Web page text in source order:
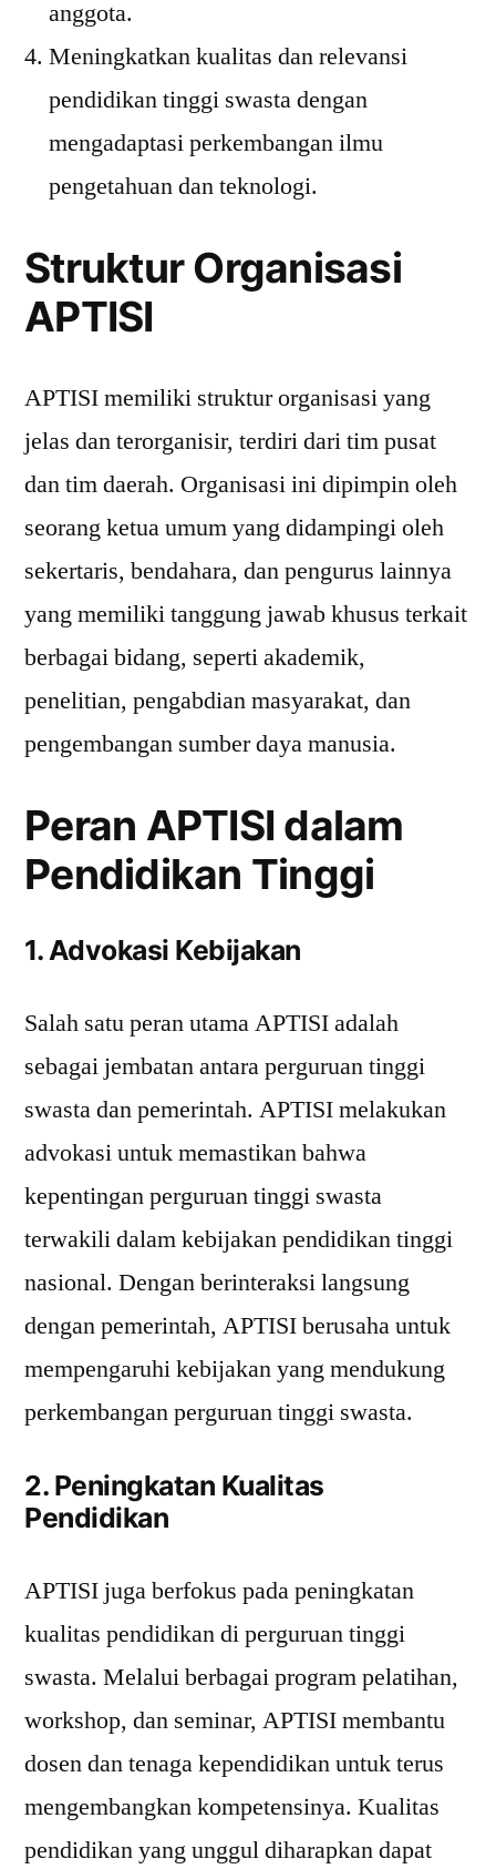
anggota.
Meningkatkan kualitas dan relevansi
pendidikan tinggi swasta dengan
mengadaptasi perkembangan ilmu
pengetahuan dan teknologi.
Struktur Organisasi
APTISI
APTISI memiliki struktur organisasi yang
jelas dan terorganisir, terdiri dari tim pusat
dan tim daerah. Organisasi ini dipimpin oleh
seorang ketua umum yang didampingi oleh
sekertaris, bendahara, dan pengurus lainnya
yang memiliki tanggung jawab khusus terkait
berbagai bidang, seperti akademik,
penelitian, pengabdian masyarakat, dan
pengembangan sumber daya manusia.
Peran APTISI dalam
Pendidikan Tinggi
1. Advokasi Kebijakan
Salah satu peran utama APTISI adalah
sebagai jembatan antara perguruan tinggi
swasta dan pemerintah. APTISI melakukan
advokasi untuk memastikan bahwa
kepentingan perguruan tinggi swasta
terwakili dalam kebijakan pendidikan tinggi
nasional. Dengan berinteraksi langsung
dengan pemerintah, APTISI berusaha untuk
mempengaruhi kebijakan yang mendukung
perkembangan perguruan tinggi swasta.
2. Peningkatan Kualitas
Pendidikan
APTISI juga berfokus pada peningkatan
kualitas pendidikan di perguruan tinggi
swasta. Melalui berbagai program pelatihan,
workshop, dan seminar, APTISI membantu
dosen dan tenaga kependidikan untuk terus
mengembangkan kompetensinya. Kualitas
pendidikan yang unggul diharapkan dapat